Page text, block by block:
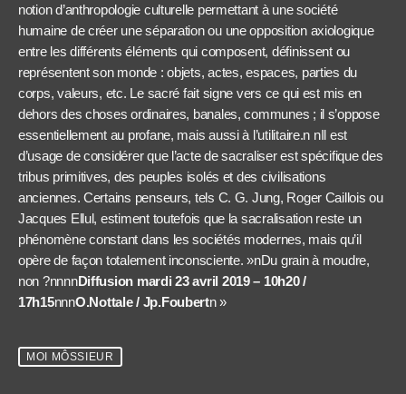
notion d’anthropologie culturelle permettant à une société
humaine de créer une séparation ou une opposition axiologique
entre les différents éléments qui composent, définissent ou
représentent son monde : objets, actes, espaces, parties du
corps, valeurs, etc. Le sacré fait signe vers ce qui est mis en
dehors des choses ordinaires, banales, communes ; il s’oppose
essentiellement au profane, mais aussi à l’utilitaire.n nIl est
d’usage de considérer que l’acte de sacraliser est spécifique des
tribus primitives, des peuples isolés et des civilisations
anciennes. Certains penseurs, tels C. G. Jung, Roger Caillois ou
Jacques Ellul, estiment toutefois que la sacralisation reste un
phénomène constant dans les sociétés modernes, mais qu’il
opère de façon totalement inconsciente. »nDu grain à moudre,
non ?nnnnDiffusion mardi 23 avril 2019 – 10h20 /
17h15nnnO.Nottale / Jp.Foubertn »
MOI MÔSSIEUR